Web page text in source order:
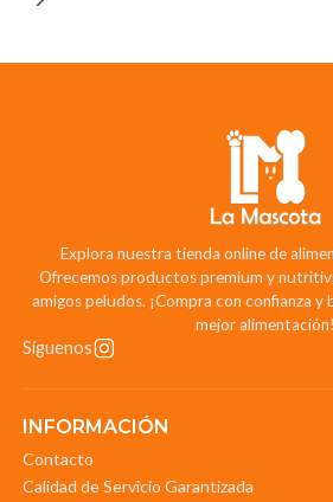
Explora nuestra tienda online de
Ofrecemos productos premium y
amigos peludos. ¡Compra con confianza y
mejor alimentación!
Síguenos
INFORMACIÓN
Contacto
Calidad de Servicio Garantizada